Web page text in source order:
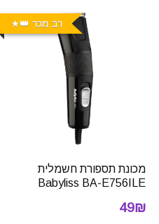
רב מכר 👑
מכונת תספורת חשמלית
Babyliss BA-E756ILE
49₪